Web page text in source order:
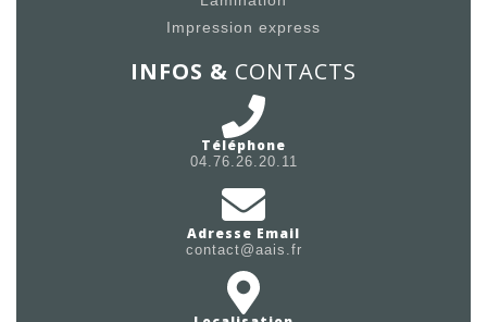
Impression express
INFOS & CONTACTS
Téléphone
04.76.26.20.11
Adresse Email
contact@aais.fr